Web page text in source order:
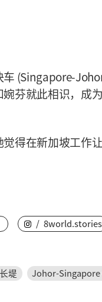
(Singapore-
芬就此相识，成
得在新加坡工作
/ 8world.stories
堤 Johor-Singapore